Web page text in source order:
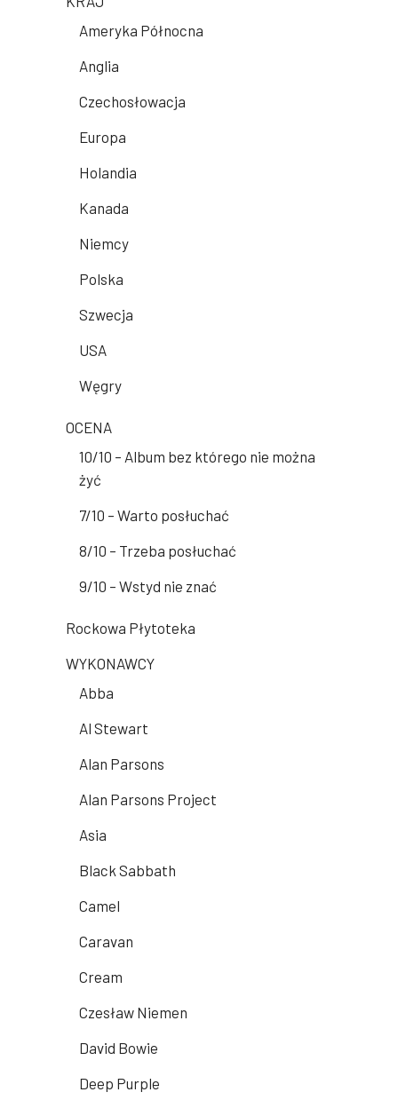
Ameryka Północna
Anglia
Czechosłowacja
Europa
Holandia
Kanada
Niemcy
Polska
Szwecja
USA
Węgry
OCENA
10/10 – Album bez którego nie można
żyć
7/10 – Warto posłuchać
8/10 – Trzeba posłuchać
9/10 – Wstyd nie znać
Rockowa Płytoteka
WYKONAWCY
Abba
Al Stewart
Alan Parsons
Alan Parsons Project
Asia
Black Sabbath
Camel
Caravan
Cream
Czesław Niemen
David Bowie
Deep Purple